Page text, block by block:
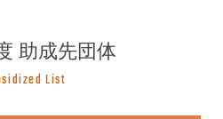
助成先団体
List